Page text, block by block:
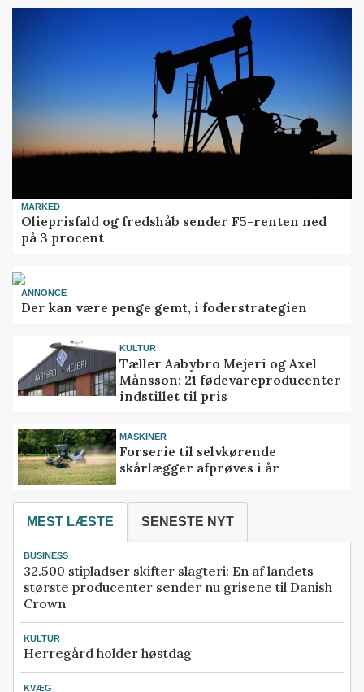
MARKED
Olieprisfald og fredshåb sender F5-renten ned
på 3 procent
ANNONCE
Der kan være penge gemt, i foderstrategien
KULTUR
Tæller Aabybro Mejeri og Axel
Månsson: 21 fødevareproducenter
indstillet til pris
MASKINER
Forserie til selvkørende
skårlægger afprøves i år
MEST LÆSTE SENESTE NYT
BUSINESS
32.500 stipladser skifter slagteri: En af landets
største producenter sender nu grisene til Danish
Crown
KULTUR
Herregård holder høstdag
KVÆG